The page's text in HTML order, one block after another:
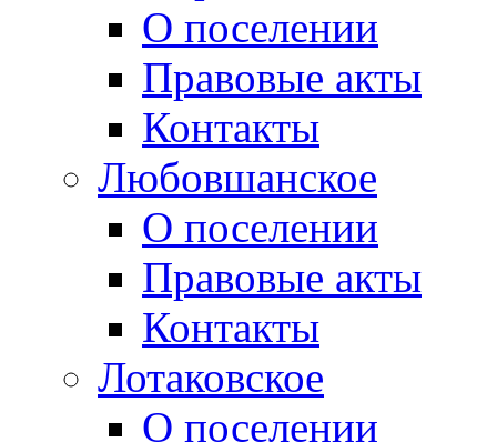
О поселении
Правовые акты
Контакты
Любовшанское
О поселении
Правовые акты
Контакты
Лотаковское
О поселении